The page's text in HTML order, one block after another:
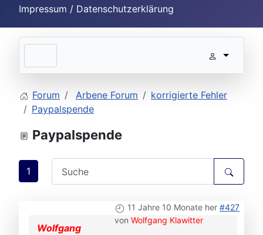
Impressum / Datenschutzerklärung
Forum Arbene Forum
korrigierte Fehler
Paypalspende
Paypalspende
1
11 Jahre 10 Monate her #427
von Wolfgang Klawitter
Wolfgang